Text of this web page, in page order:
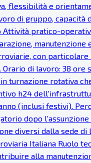
flessibilità e
di gruppo, capacità
Attività pratico-
manutenzione
con
di lavoro: 38 ore
turnazione rotativa
h24
(inclusi festivi).
dopo
diversi dalla sede di
Italiana Ruolo
alla